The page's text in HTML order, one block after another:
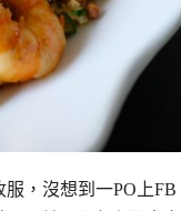
，沒想到一PO上FB